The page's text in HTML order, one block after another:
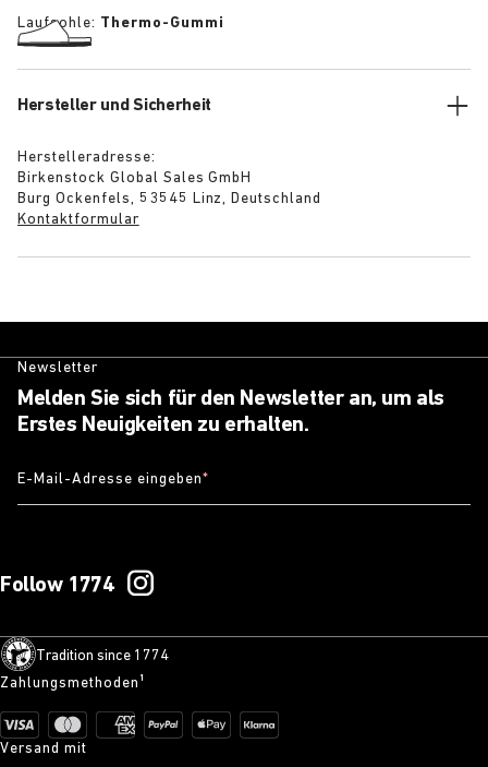
Laufsohle: Thermo-Gummi
Hersteller und Sicherheit
Herstelleradresse:
Birkenstock Global Sales GmbH
Burg Ockenfels, 53545 Linz, Deutschland
Kontaktformular
Newsletter
Melden Sie sich für den Newsletter an, um als
Erstes Neuigkeiten zu erhalten.
E-Mail-Adresse eingeben*
Follow 1774
Tradition since 1774
Zahlungsmethoden¹
Versand mit